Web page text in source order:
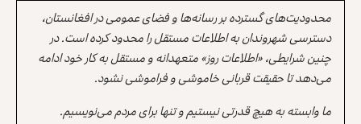
محدودیت‌های گسترده بر رسانه‌ها و فضای عمومی در افغانستان،
دسترسی شهروندان به اطلاعات مستقل را محدود کرده است. در
چنین شرایطی، «اطلاعات روز» متعهدانه و مستقل به کار خود ادامه
می‌دهد تا حقیقت قربانی خاموشی و فراموشی نشود.
ما وابسته به هیچ قدرتی نیستیم و تنها برای مردم می‌نویسیم.